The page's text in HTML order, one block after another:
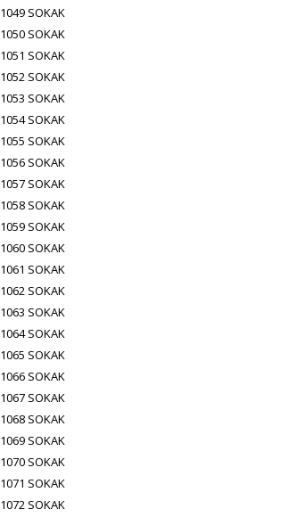
1049 SOKAK
1050 SOKAK
1051 SOKAK
1052 SOKAK
1053 SOKAK
1054 SOKAK
1055 SOKAK
1056 SOKAK
1057 SOKAK
1058 SOKAK
1059 SOKAK
1060 SOKAK
1061 SOKAK
1062 SOKAK
1063 SOKAK
1064 SOKAK
1065 SOKAK
1066 SOKAK
1067 SOKAK
1068 SOKAK
1069 SOKAK
1070 SOKAK
1071 SOKAK
1072 SOKAK